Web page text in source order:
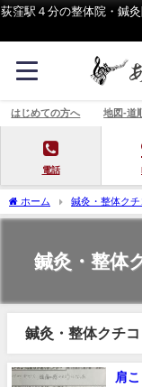
荻窪駅４分の整体院・鍼
はじめての方へ 地図-道
電話
ホーム 鍼灸・整体クチ
鍼灸・整体
鍼灸・整体クチ
肩